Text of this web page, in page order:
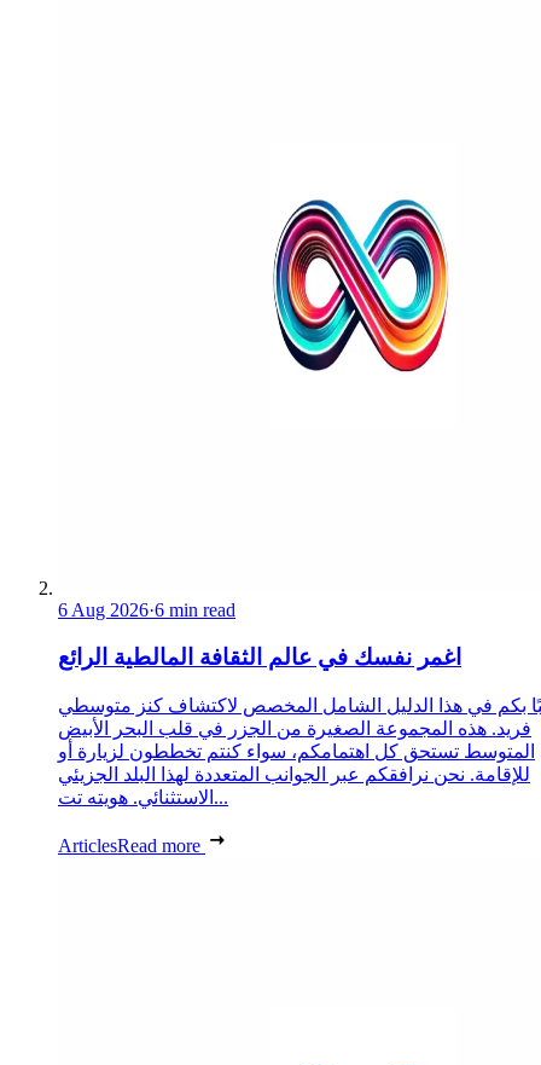
6 Aug 2026·6 min read
اغمر نفسك في عالم الثقافة المالطية الرائع
بكم في هذا الدليل الشامل المخصص لاكتشاف كنز متوسطي
فريد. هذه المجموعة الصغيرة من الجزر في قلب البحر الأبيض
المتوسط تستحق كل اهتمامكم، سواء كنتم تخططون لزيارة أو
للإقامة. نحن نرافقكم عبر الجوانب المتعددة لهذا البلد الجزيئي
الاستثنائي. هويته تت...
ArticlesRead more